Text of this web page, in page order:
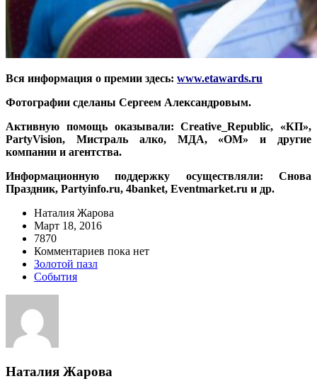
Вся информация о премии здесь: www.etawards.ru
Фотографии сделаны Сергеем Александровым.
Активную помощь оказывали: Creative_Republic, «КП»,
PartyVision, Мистраль алко, МДА, «ОМ» и другие
компании и агентства.
Информационную поддержку осуществляли: Снова
Праздник, Partyinfo.ru, 4banket, Eventmarket.ru и др.
Наталия Жарова
Март 18, 2016
7870
Комментариев пока нет
Золотой пазл
События
Наталия Жарова